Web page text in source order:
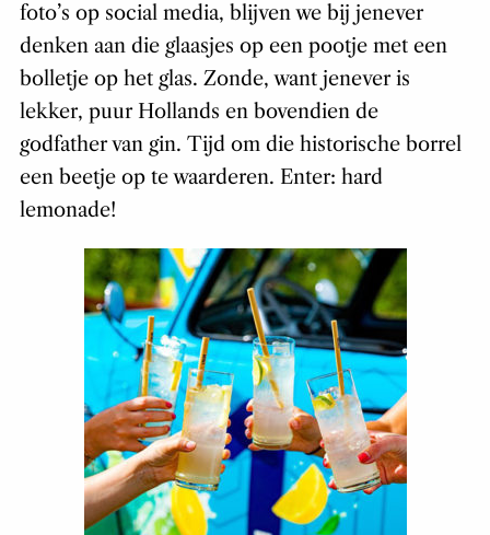
foto’s op social media, blijven we bij jenever
denken aan die glaasjes op een pootje met een
bolletje op het glas. Zonde, want jenever is
lekker, puur Hollands en bovendien de
godfather van gin. Tijd om die historische borrel
een beetje op te waarderen. Enter: hard
lemonade!